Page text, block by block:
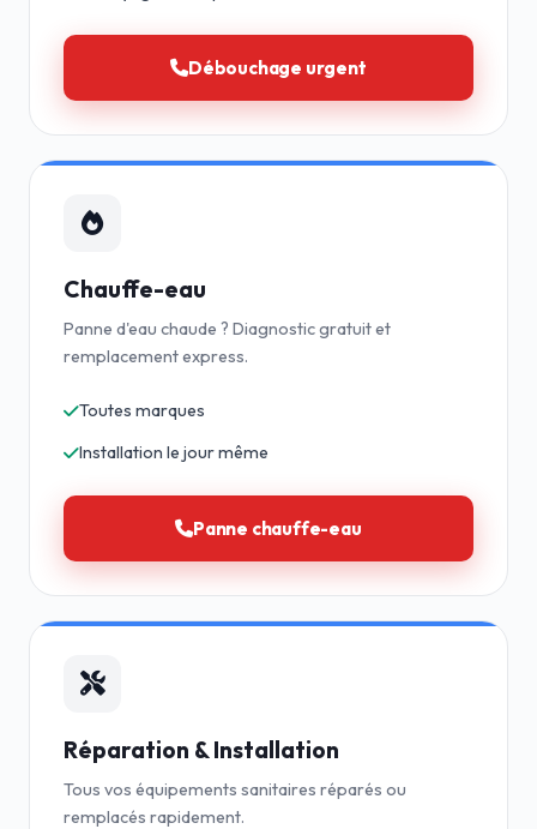
Débouchage urgent
Chauffe-eau
Panne d'eau chaude ? Diagnostic gratuit et
remplacement express.
Toutes marques
Installation le jour même
Panne chauffe-eau
Réparation & Installation
Tous vos équipements sanitaires réparés ou
remplacés rapidement.